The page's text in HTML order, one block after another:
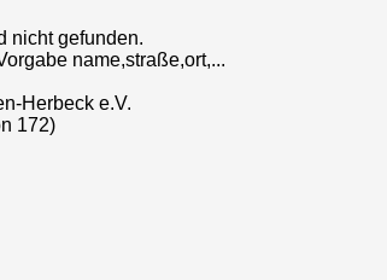
nicht gefunden.
name,straße,ort,...
Herbeck e.V.
172)